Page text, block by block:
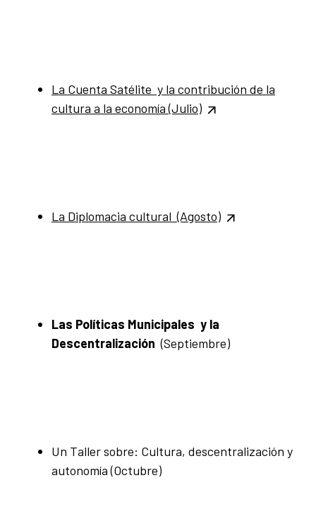
La Cuenta Satélite y la contribución de la
cultura a la economía (Julio)
La Diplomacia cultural (Agosto)
Las Políticas Municipales y la
Descentralización (Septiembre)
Un Taller sobre: Cultura, descentralización y
autonomía (Octubre)